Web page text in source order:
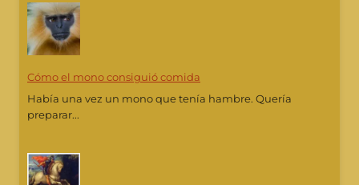
Cómo el mono consiguió comida
Había una vez un mono que tenía hambre. Quería
preparar...